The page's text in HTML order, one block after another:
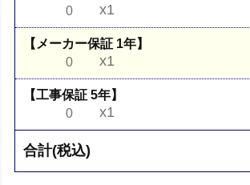
0
x1
【メーカー保証 1年】
0
x1
【工事保証 5年】
0
x1
合計(税込)